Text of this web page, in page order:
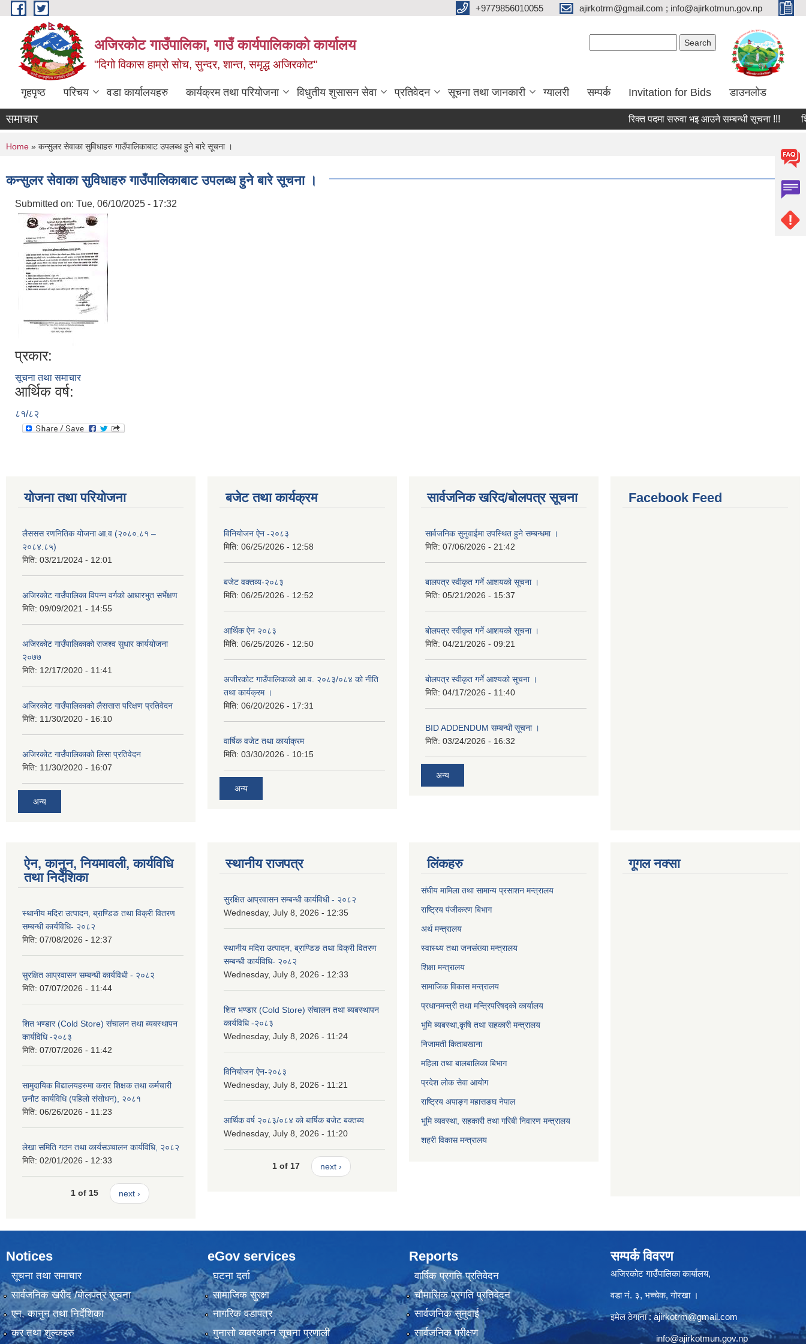
Skip to main content +9779856010055 ajirkotrm@gmail.com ; info@ajirkotmun.gov.np
अजिरकोट गाउँपालिका, गाउँ कार्यपालिकाको कार्यालय
"दिगो विकास हाम्रो सोच, सुन्दर, शान्त, समृद्ध अजिरकोट"
गृहपृष्ठ परिचय वडा कार्यालयहरु कार्यक्रम तथा परियोजना विधुतीय शुसासन सेवा प्रतिवेदन सूचना तथा जानकारी ग्यालरी सम्पर्क Invitation for Bids डाउनलोड
समाचार रिक्त पदमा सरुवा भइ आउने सम्बन्धी सूचना !!!
You are here
Home » कन्सुलर सेवाका सुविधाहरु गाउँपालिकाबाट उपलब्ध हुने बारे सूचना ।
कन्सुलर सेवाका सुविधाहरु गाउँपालिकाबाट उपलब्ध हुने बारे सूचना ।
Submitted on: Tue, 06/10/2025 - 17:32
प्रकार:
सूचना तथा समाचार
आर्थिक वर्ष:
८१/८२
योजना तथा परियोजना
लैससस रणनितिक योजना आ.व (२०८०.८१ –
२०८४.८५)
मिति: 03/21/2024 - 12:01
अजिरकाेट गाउँपालिका विपन्न वर्गकाे आधारभुत सर्भेक्षण
मिति: 09/09/2021 - 14:55
अजिरकोट गाउँपालिकाको राजश्व सुधार कार्ययोजना
२०७७
मिति: 12/17/2020 - 11:41
अजिरकोट गाउँपालिकाको लैससास परिक्षण प्रतिवेदन
मिति: 11/30/2020 - 16:10
अजिरकोट गाउँपालिकाको लिसा प्रतिवेदन
मिति: 11/30/2020 - 16:07
अन्य
बजेट तथा कार्यक्रम
विनियोजन ऐन -२०८३
मिति: 06/25/2026 - 12:58
बजेट वक्तव्य-२०८३
मिति: 06/25/2026 - 12:52
आर्थिक ऐन २०८३
मिति: 06/25/2026 - 12:50
अजीरकोट गाउँपालिकाको आ.व. २०८३/०८४ को नीति
तथा कार्यक्रम ।
मिति: 06/20/2026 - 17:31
वार्षिक वजेट तथा कार्याक्रम
मिति: 03/30/2026 - 10:15
अन्य
सार्वजनिक खरिद/बोलपत्र सूचना
सार्वजनिक सुनुवाईमा उपस्थित हुने सम्बन्धमा ।
मिति: 07/06/2026 - 21:42
बालपत्र स्वीकृत गर्ने आशयको सूचना ।
मिति: 05/21/2026 - 15:37
बोलपत्र स्वीकृत गर्ने आशयको सूचना ।
मिति: 04/21/2026 - 09:21
बोलपत्र स्वीकृत गर्ने आश्यको सूचना ।
मिति: 04/17/2026 - 11:40
BID ADDENDUM सम्बन्धी सूचना ।
मिति: 03/24/2026 - 16:32
अन्य
Facebook Feed
ऐन, कानुन, नियमावली, कार्यविधि
तथा निर्देशिका
स्थानीय मदिरा उत्पादन, ब्राण्डिङ तथा विक्री वितरण
सम्बन्धी कार्यविधि- २०८२
मिति: 07/08/2026 - 12:37
सुरक्षित आप्रवासन सम्बन्धी कार्यविधी - २०८२
मिति: 07/07/2026 - 11:44
शित भण्डार (Cold Store) संचालन तथा ब्यबस्थापन
कार्यविधि -२०८३
मिति: 07/07/2026 - 11:42
सामुदायिक विद्यालयहरुमा करार शिक्षक तथा कर्मचारी
छनौट कार्यविधि (पहिलो संसोधन), २०८१
मिति: 06/26/2026 - 11:23
लेखा समिति गठन तथा कार्यसञ्चालन कार्यविधि, २०८२
मिति: 02/01/2026 - 12:33
1 of 15 next ›
स्थानीय राजपत्र
सुरक्षित आप्रवासन सम्बन्धी कार्यविधी - २०८२
Wednesday, July 8, 2026 - 12:35
स्थानीय मदिरा उत्पादन, ब्राण्डिङ तथा विक्री वितरण
सम्बन्धी कार्यविधि- २०८२
Wednesday, July 8, 2026 - 12:33
शित भण्डार (Cold Store) संचालन तथा ब्यबस्थापन
कार्यविधि -२०८३
Wednesday, July 8, 2026 - 11:24
विनियोजन ऐन-२०८३
Wednesday, July 8, 2026 - 11:21
आर्थिक वर्ष २०८३/०८४ को बार्षिक बजेट बक्तब्य
Wednesday, July 8, 2026 - 11:20
1 of 17 next ›
लिंकहरु
संघीय मामिला तथा सामान्य प्रसाशन मन्त्रालय
राष्ट्रिय पंजीकरण बिभाग
अर्थ मन्त्रालय
स्वास्थ्य तथा जनसंख्या मन्त्रालय
शिक्षा मन्त्रालय
सामाजिक विकास मन्त्रालय
प्रधानमन्त्री तथा मन्त्रिपरिषद्को कार्यालय
भुमि ब्यबस्था,कृषि तथा सहकारी मन्त्रालय
निजामती किताबखाना
महिला तथा बालबालिका बिभाग
प्रदेश लोक सेवा आयोग
राष्ट्रिय अपाङ्ग महासङघ नेपाल
भूमि व्यवस्था, सहकारी तथा गरिबी निवारण मन्त्रालय
शहरी विकास मन्त्रालय
गूगल नक्सा
Notices
सूचना तथा समाचार
सार्वजनिक खरीद /बोलपत्र सूचना
एन, कानुन तथा निर्देशिका
कर तथा शुल्कहरु
eGov services
घटना दर्ता
सामाजिक सुरक्षा
नागरिक वडापत्र
गुनासो व्यवस्थापन सूचना प्रणाली
Reports
वार्षिक प्रगति प्रतिवेदन
चौमासिक प्रगति प्रतिवेदन
सार्वजनिक सुनुवाई
सार्वजनिक परीक्षण
सम्पर्क विवरण
अजिरकोट गाउँपालिका कार्यालय,
वडा नं. ३, भच्चेक, गोरखा ।
इमेल ठेगाना : ajirkotrm@gmail.com
info@ajirkotmun.gov.np